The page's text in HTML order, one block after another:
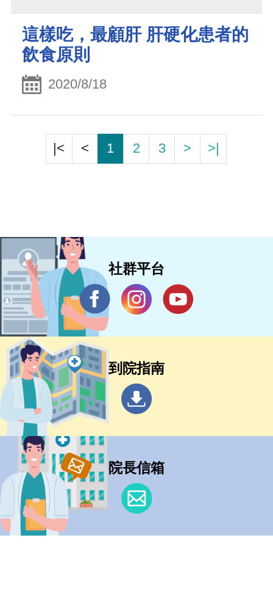
這樣吃，最顧肝 肝硬化患者的
飲食原則
2020/8/18
|< < 1 2 3 > >|
社群平台
到院指南
院長信箱